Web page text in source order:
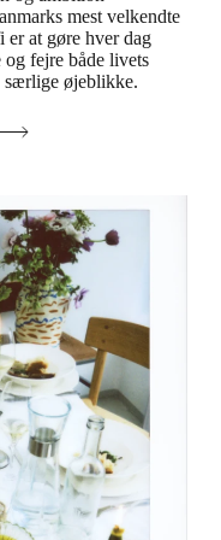
mest velkendte
er at gøre hver dag
fejre både livets
særlige øjeblikke.